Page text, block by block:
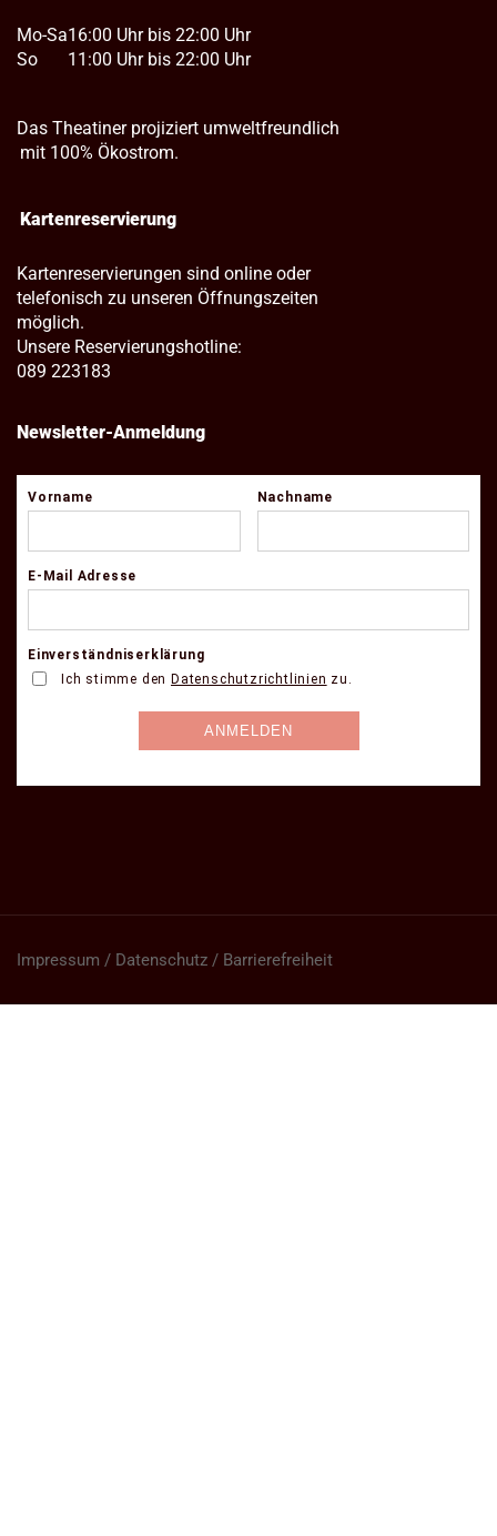
Mo-Sa
So
16:00 Uhr bis 22:00 Uhr
11:00 Uhr bis 22:00 Uhr
Das Theatiner projiziert umweltfreundlich
mit 100% Ökostrom.
Kartenreservierung
Kartenreservierungen sind online oder
telefonisch zu unseren Öffnungszeiten
möglich.
Unsere Reservierungshotline:
089 223183
Newsletter-Anmeldung
Impressum / Datenschutz / Barrierefreiheit